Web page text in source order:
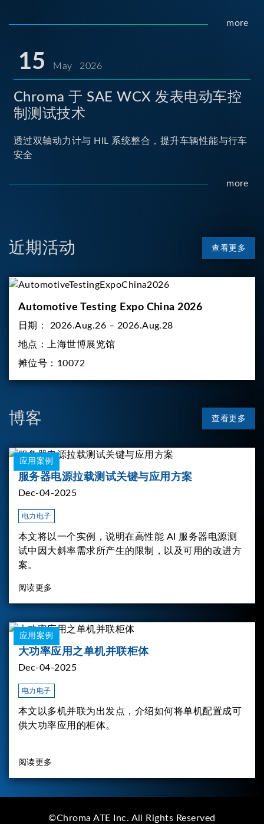
more
15 May 2026
Chroma 于 SAE WCX 发表电动车控
制测试技术
透过双轴动力计与 HIL 系统整合，提升车辆性能与行车
安全
more
近期活动 查看更多
Automotive Testing Expo China 2026
日期：
2026.Aug.26 – 2026.Aug.28
地点：
上海世博展览馆
摊位号： 10072
博客 查看更多
应用案例
服务器电源拉载测试关键与应用方案
Dec-04-2025
电力电子
本文将以一个实例，说明在高性能 AI 服务器电源测
试中因大斜率需求所产生的限制，以及可用的改进方
案。
阅读更多
应用案例
大功率应用之单机并联柜体
Dec-04-2025
电力电子
本文以多机并联为出发点，介绍如何将单机配置成可
供大功率应用的柜体。
阅读更多
©Chroma ATE Inc. All Rights Reserved